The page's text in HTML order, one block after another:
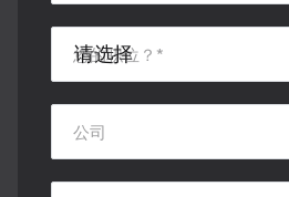
您的职位？ *
公司